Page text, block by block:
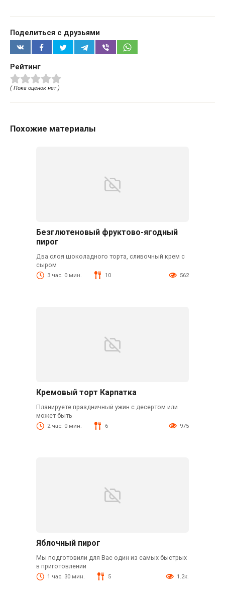
Поделиться с друзьями
Рейтинг
( Пока оценок нет )
Похожие материалы
Безглютеновый фруктово-ягодный
пирог
Два слоя шоколадного торта, сливочный крем с
сыром
3 час. 0 мин. 10 562
Кремовый торт Карпатка
Планируете праздничный ужин с десертом или
может быть
2 час. 0 мин. 6 975
Яблочный пирог
Мы подготовили для Вас один из самых быстрых
в приготовлении
1 час. 30 мин. 5 1.2к.